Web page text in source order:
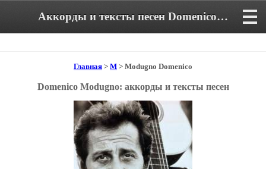
Аккорды и тексты песен Domenico Modugno
Главная > M > Modugno Domenico
Domenico Modugno: аккорды и тексты песен